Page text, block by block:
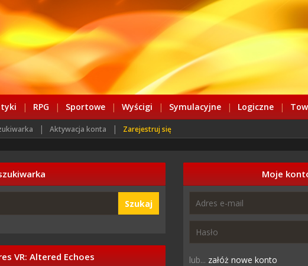
| RPG | Sportowe | Wyścigi | Symulacyjne | Logiczne |
| Aktywacja konta | Zarejestruj się
Szukaj
VR: Altered Echoes
Moje
lub... załóż nowe konto